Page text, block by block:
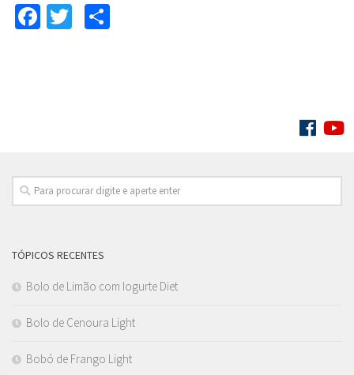
Facebook
Twitter
TÓPICOS RECENTES
Bolo de Limão com Iogurte Diet
Bolo de Cenoura Light
Bobó de Frango Light